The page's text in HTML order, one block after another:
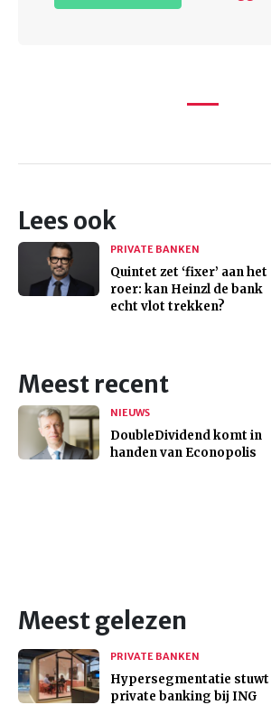
Lees ook
PRIVATE BANKEN
Quintet zet ‘fixer’ aan het
roer: kan Heinzl de bank
echt vlot trekken?
Meest recent
NIEUWS
DoubleDividend komt in
handen van Econopolis
Meest gelezen
PRIVATE BANKEN
Hypersegmentatie stuwt
private banking bij ING